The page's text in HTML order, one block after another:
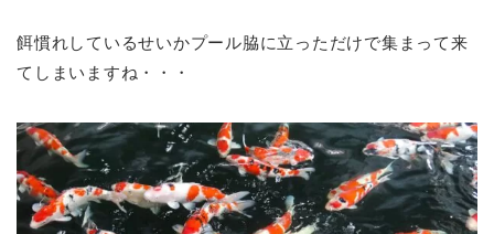
餌慣れしているせいかプール脇に立っただけで集まって来
てしまいますね・・・